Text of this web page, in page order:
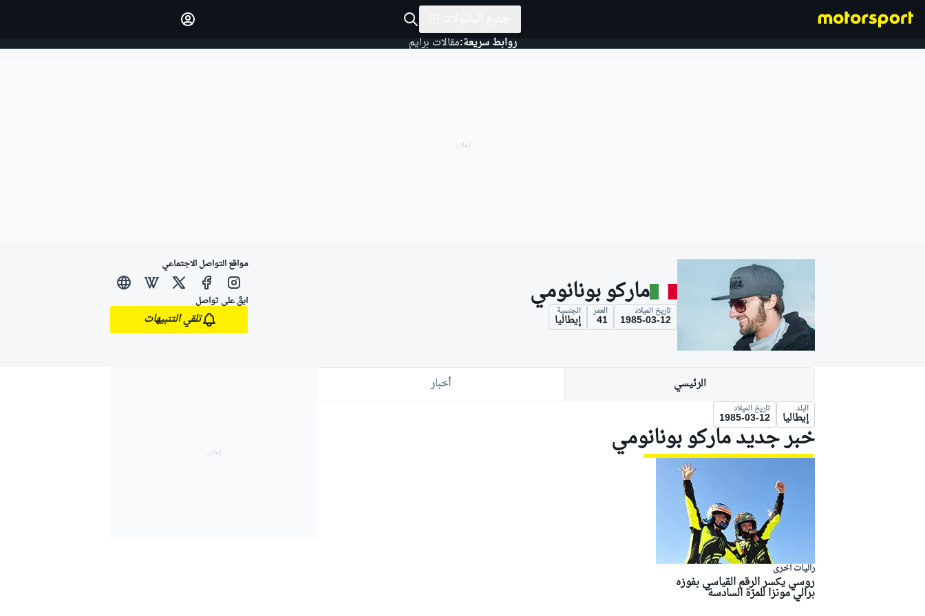
موتو جي بي
فورمولا إي
تسجيل الدخول
روابط سريعة:مقالات برايم
ماركو بونانومي
تاريخ الميلاد
1985-03-12
العمر
41
الجنسية
إيطاليا
مواقع التواصل الاجتماعي
ابقَ على تواصل
تلقي التنبيهات
الرئيسي أخبار
البلد
إيطاليا
تاريخ الميلاد
1985-03-12
خبر جديد ماركو بونانومي
راليات أخرى
روسي يكسر الرقم القياسي بفوزه
برالي مونزا للمرّة السادسة